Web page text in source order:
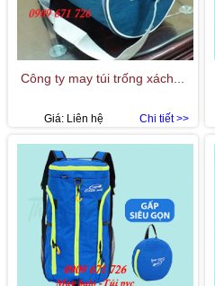
Công ty may túi trống xách...
Chi tiết >>
Giá: Liên hệ